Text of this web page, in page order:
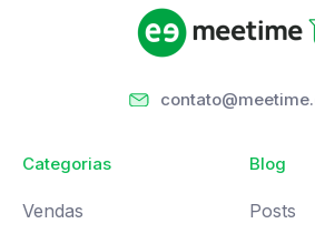
Categorias
Vendas
Blog
Posts